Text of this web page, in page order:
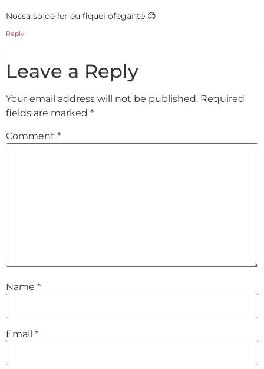
Nossa so de ler eu fiquei ofegante 😊
Reply
Leave a Reply
Your email address will not be published. Required
fields are marked *
Comment *
Name *
Email *